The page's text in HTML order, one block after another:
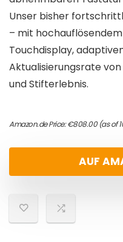
Unser bisher
– mit hochauflösendem
Touchdisplay,
Aktualisierungsrate von
und Stifterlebnis.
Amazon.de Price:€808.00(as of
AUF